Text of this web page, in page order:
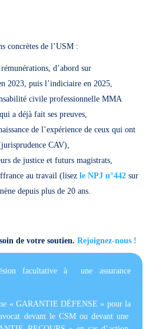
concrètes de l’USM :
d’abord sur
2023, puis l’indiciaire en 2025,
civile professionnelle MMA
a déjà fait ses preuves,
de l’expérience de ceux qui ont
CAV),
de justice et futurs magistrats,
au travail (lisezle NPJ n°442 sur
depuis plus de 20 ans.
de votre soutien. Rejoignez-nous !
facultative à une assurance
« GARANTIE DÉFENSE » pour la
devant le CSM ou devant une